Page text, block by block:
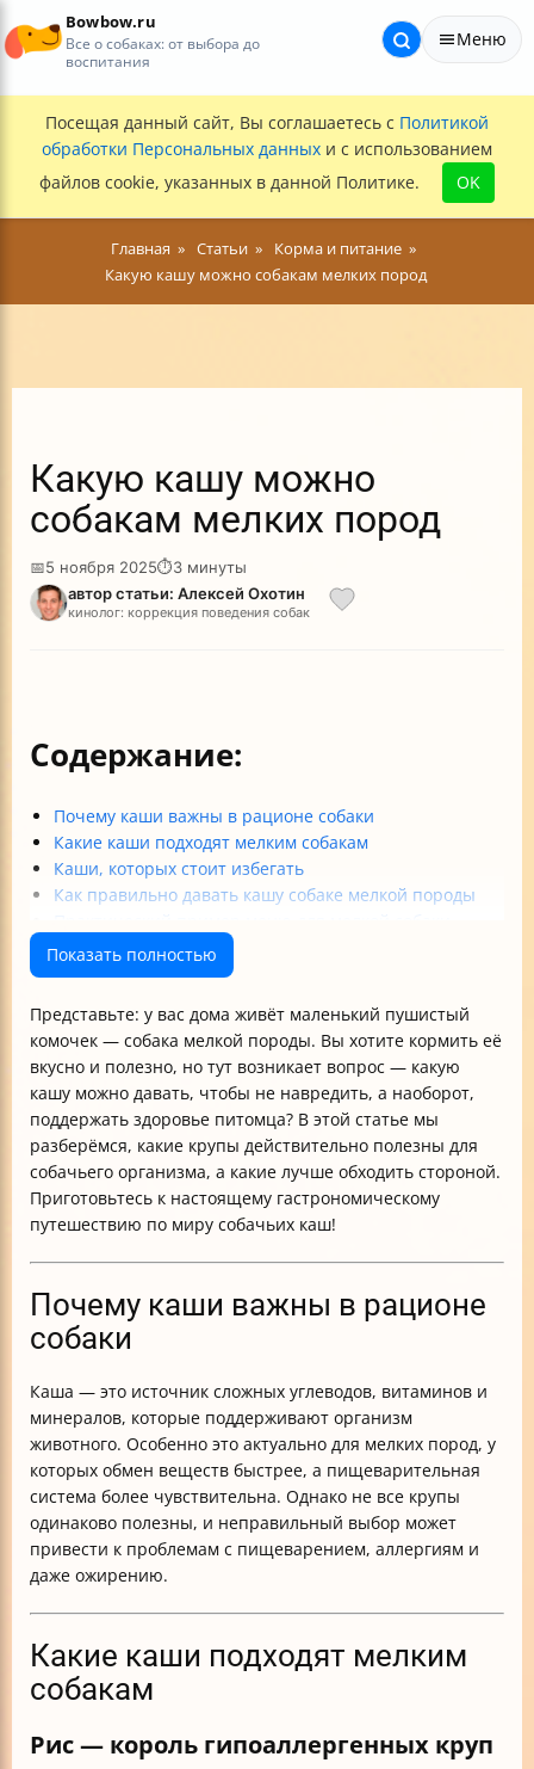
Bowbow.ru
Все о собаках: от выбора до
воспитания
Меню
Посещая данный сайт, Вы соглашаетесь с Политикой
обработки Персональных данных и с использованием
файлов cookie, указанных в данной Политике.
OK
Главная Статьи
Корма и питание
Какую кашу можно собакам мелких пород
Какую кашу можно
собакам мелких пород
📅5 ноября 2025⏱3 минуты
автор статьи: Алексей Охотин
кинолог: коррекция поведения собак
Содержание:
Почему каши важны в рационе собаки
Какие каши подходят мелким собакам
Каши, которых стоит избегать
Как правильно давать кашу собаке мелкой породы
Итог
Показать полностью
Представьте: у вас дома живёт маленький пушистый
комочек — собака мелкой породы. Вы хотите кормить её
вкусно и полезно, но тут возникает вопрос — какую
кашу можно давать, чтобы не навредить, а наоборот,
поддержать здоровье питомца? В этой статье мы
разберёмся, какие крупы действительно полезны для
собачьего организма, а какие лучше обходить стороной.
Приготовьтесь к настоящему гастрономическому
путешествию по миру собачьих каш!
Почему каши важны в рационе
собаки
Каша — это источник сложных углеводов, витаминов и
минералов, которые поддерживают организм
животного. Особенно это актуально для мелких пород, у
которых обмен веществ быстрее, а пищеварительная
система более чувствительна. Однако не все крупы
одинаково полезны, и неправильный выбор может
привести к проблемам с пищеварением, аллергиям и
даже ожирению.
Какие каши подходят мелким
собакам
Рис — король гипоаллергенных круп